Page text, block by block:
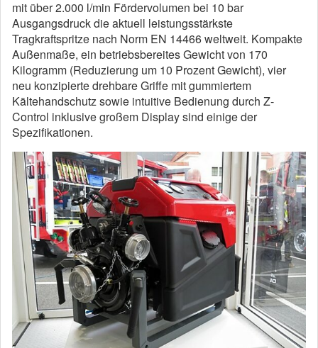
mit über 2.000 l/min Fördervolumen bei 10 bar
Ausgangsdruck die aktuell leistungsstärkste
Tragkraftspritze nach Norm EN 14466 weltweit. Kompakte
Außenmaße, ein betriebsbereites Gewicht von 170
Kilogramm (Reduzierung um 10 Prozent Gewicht), vier
neu konzipierte drehbare Griffe mit gummiertem
Kältehandschutz sowie intuitive Bedienung durch Z-
Control inklusive großem Display sind einige der
Spezifikationen.